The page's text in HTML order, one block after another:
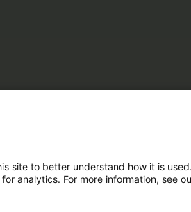
site to better understand how it is
analytics. For more information, see